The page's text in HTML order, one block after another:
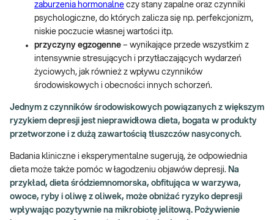
zaburzenia hormonalne czy stany zapalne oraz czynniki
psychologiczne, do których zalicza się np. perfekcjonizm,
niskie poczucie własnej wartości itp.
przyczyny egzogenne – wynikające przede wszystkim z
intensywnie stresujących i przytłaczających wydarzeń
życiowych, jak również z wpływu czynników
środowiskowych i obecności innych schorzeń.
Jednym z czynników środowiskowych powiązanych z większym
ryzykiem depresji jest nieprawidłowa dieta, bogata w produkty
przetworzone i z dużą zawartością tłuszczów nasyconych.
Badania kliniczne i eksperymentalne sugerują, że odpowiednia
dieta może także pomóc w łagodzeniu objawów depresji. Na
przykład, dieta śródziemnomorska, obfitująca w warzywa,
owoce, ryby i oliwę z oliwek, może obniżać ryzyko depresji
wpływając pozytywnie na mikrobiotę jelitową. Pożywienie